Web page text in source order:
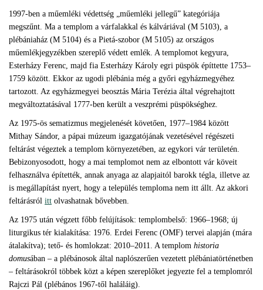
1997-ben a műemléki védettség „műemléki jellegű” kategóriája
megszűnt. Ma a templom a várfalakkal és kálváriával (M 5103), a
plébániaház (M 5104) és a Pietá-szobor (M 5105) az országos
műemlékjegyzékben szereplő védett emlék. A templomot kegyura,
Esterházy Ferenc, majd fia Esterházy Károly egri püspök építtette 1753–
1759 között. Ekkor az ugodi plébánia még a győri egyházmegyéhez
tartozott. Az egyházmegyei beosztás Mária Terézia által végrehajtott
megváltoztatásával 1777-ben került a veszprémi püspökséghez.
Az 1975-ös sematizmus megjelenését követően, 1977–1984 között
Mithay Sándor, a pápai múzeum igazgatójának vezetésével régészeti
feltárást végeztek a templom környezetében, az egykori vár területén.
Bebizonyosodott, hogy a mai templomot nem az elbontott vár köveit
felhasználva építették, annak anyaga az alapjaitól barokk tégla, illetve az
is megállapítást nyert, hogy a település temploma nem itt állt. Az akkori
feltárásról itt olvashatnak bővebben.
Az 1975 után végzett főbb felújítások: templombelső: 1966–1968; új
liturgikus tér kialakítása: 1976. Erdei Ferenc (OMF) tervei alapján (mára
átalakítva); tető- és homlokzat: 2010–2011. A templom historia
domusában – a plébánosok által naplószerűen vezetett plébániatörténetben
– feltárásokról többek közt a képen szereplőket jegyezte fel a templomról
Rajczi Pál (plébános 1967-től haláláig).